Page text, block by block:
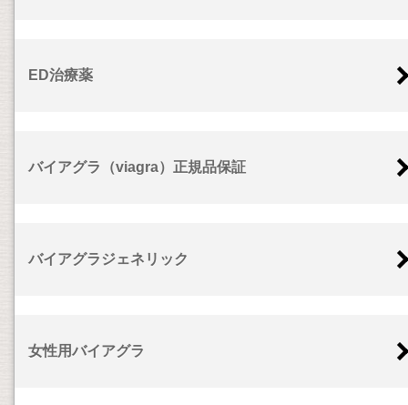
ED治療薬
バイアグラ（viagra）正規品保証
バイアグラジェネリック
女性用バイアグラ